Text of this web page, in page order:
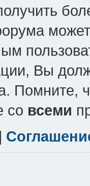
может
Вы
Помните,
со всеми